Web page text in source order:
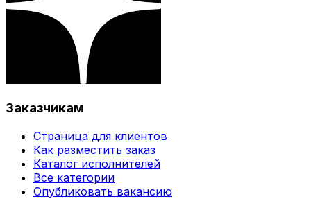
Заказчикам
Страница для клиентов
Как разместить заказ
Каталог исполнителей
Все категории
Опубликовать вакансию